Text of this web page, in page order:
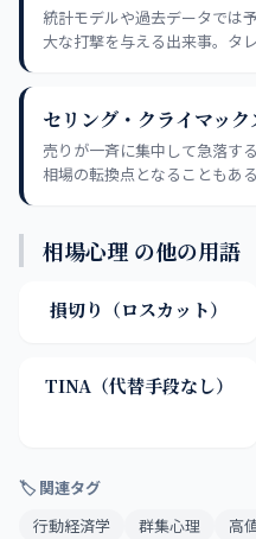
統計モデルや過去データでは
大な打撃を与える出来事。タ
セリング・クライマック
売りが一斉に集中して急落す
相場の転換点となることもあ
相場心理 の他の用語
損切り（ロスカット）
TINA（代替手段なし）
🏷 関連タグ
行動経済学
群集心理 高